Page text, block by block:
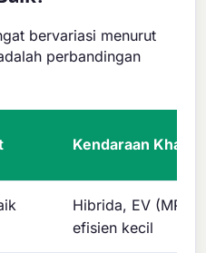
bervariasi menurut
perbandingan
Kendaraan Khas
Hibrida, EV
efisien kecil